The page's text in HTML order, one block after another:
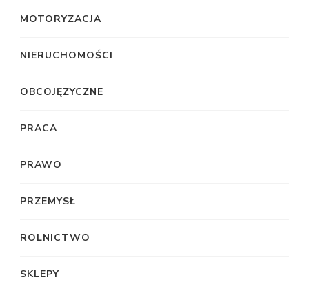
MOTORYZACJA
NIERUCHOMOŚCI
OBCOJĘZYCZNE
PRACA
PRAWO
PRZEMYSŁ
ROLNICTWO
SKLEPY